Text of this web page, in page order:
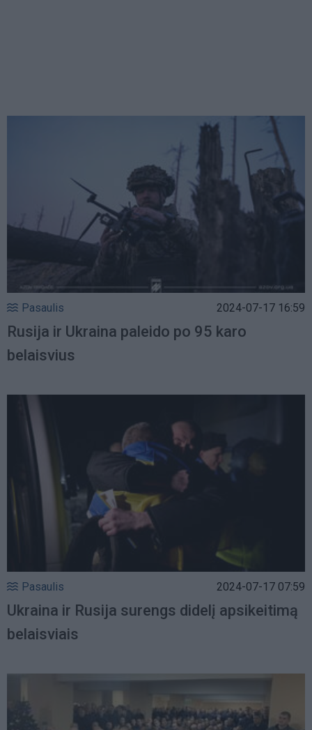
Pasaulis 2024-07-17 16:59
Rusija ir Ukraina paleido po 95 karo
belaisvius
Pasaulis 2024-07-17 07:59
Ukraina ir Rusija surengs didelį apsikeitimą
belaisviais